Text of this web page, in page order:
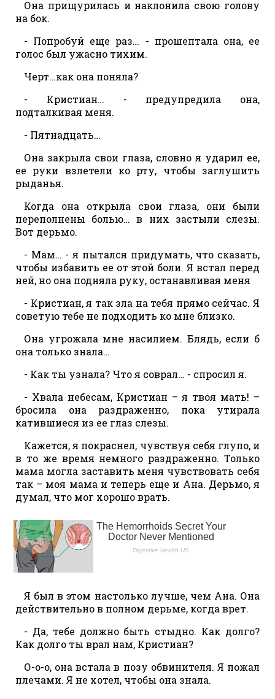
Она прищурилась и наклонила свою голову
на бок.
- Попробуй еще раз… - прошептала она, ее
голос был ужасно тихим.
Черт…как она поняла?
- Кристиан… - предупредила она,
подталкивая меня.
- Пятнадцать…
Она закрыла свои глаза, словно я ударил ее,
ее руки взлетели ко рту, чтобы заглушить
рыданья.
Когда она открыла свои глаза, они были
переполнены болью… в них застыли слезы.
Вот дерьмо.
- Мам… - я пытался придумать, что сказать,
чтобы избавить ее от этой боли. Я встал перед
ней, но она подняла руку, останавливая меня
- Кристиан, я так зла на тебя прямо сейчас. Я
советую тебе не подходить ко мне близко.
Она угрожала мне насилием. Блядь, если б
она только знала…
- Как ты узнала? Что я соврал… - спросил я.
- Хвала небесам, Кристиан – я твоя мать! –
бросила она раздраженно, пока утирала
катившиеся из ее глаз слезы.
Кажется, я покраснел, чувствуя себя глупо, и
в то же время немного раздраженно. Только
мама могла заставить меня чувствовать себя
так – моя мама и теперь еще и Ана. Дерьмо, я
думал, что мог хорошо врать.
Я был в этом настолько лучше, чем Ана. Она
действительно в полном дерьме, когда врет.
- Да, тебе должно быть стыдно. Как долго?
Как долго ты врал нам, Кристиан?
О-о-о, она встала в позу обвинителя. Я пожал
плечами. Я не хотел, чтобы она знала.